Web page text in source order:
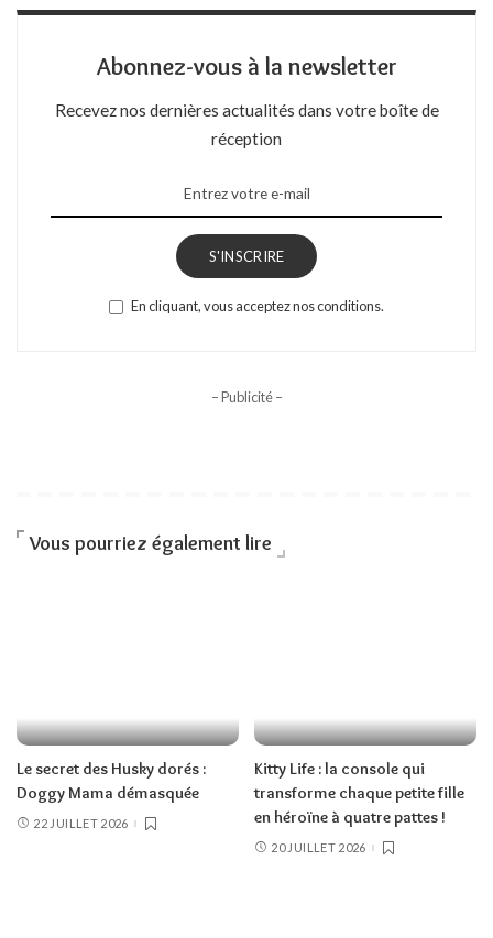
Abonnez-vous à la newsletter
Recevez nos dernières actualités dans votre boîte de
réception
S'INSCRIRE
En cliquant, vous acceptez nos conditions.
– Publicité –
Vous pourriez également lire
Le secret des Husky dorés :
Doggy Mama démasquée
22 JUILLET 2026
Kitty Life : la console qui
transforme chaque petite fille
en héroïne à quatre pattes !
20 JUILLET 2026